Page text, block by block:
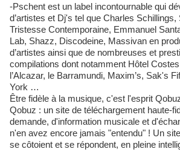
-Pschent est un label incontournable qui développe la carrière
d’artistes et Dj's tel que Charles Schillings,
Tristesse Contemporaine, Emmanuel
Lab, Shazz, Discodeine, Massivan en
d’artistes ainsi que de nombreuses et
compilations dont notamment Hôtel
l’Alcazar, le Barramundi, Maxim’s, Sak's
York …
Être fidèle à la musique, c'est l'esprit
Qobuz : un site de téléchargement haute-
demande, d'information musicale et
n'en avez encore jamais "entendu" ! Un
se côtoient et se répondent, en pleine